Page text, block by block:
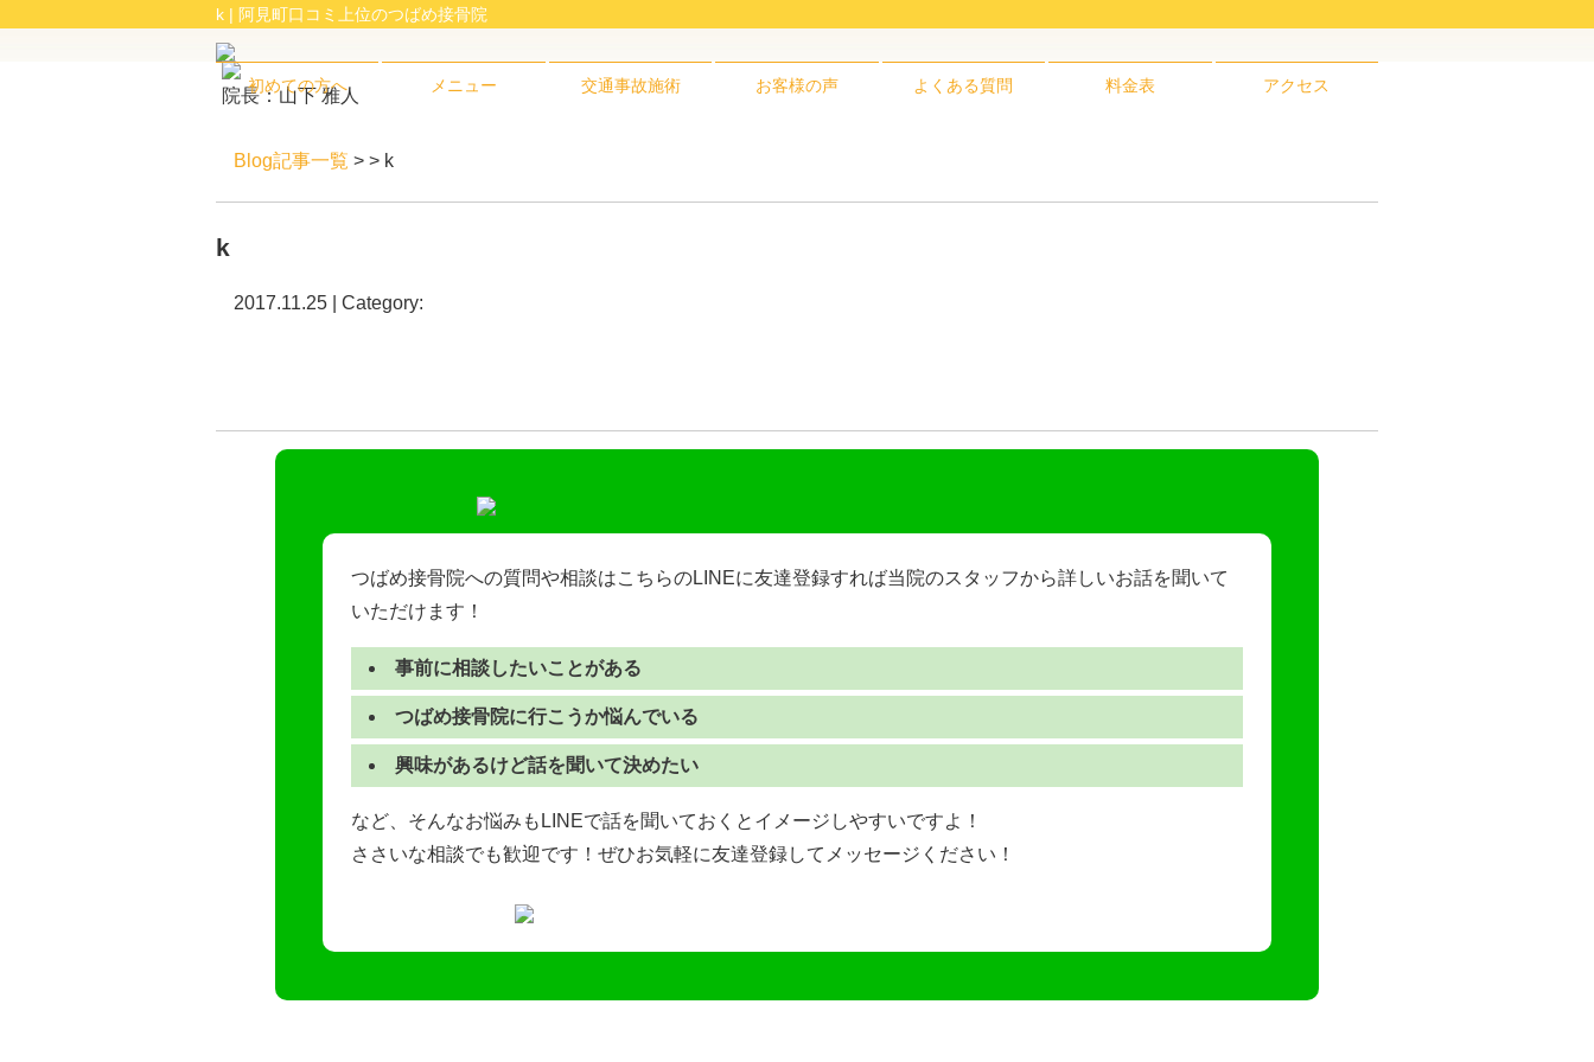
k | 阿見町口コミ上位のつばめ接骨院
院長：山下 雅人
初めての方へ メニュー 交通事故施術 お客様の声 よくある質問 料金表 アクセス
Blog記事一覧 > > k
k
2017.11.25 | Category:
つばめ接骨院への質問や相談はこちらのLINEに友達登録すれば当院のスタッフから詳しいお話を聞いて
いただけます！
事前に相談したいことがある
つばめ接骨院に行こうか悩んでいる
興味があるけど話を聞いて決めたい
など、そんなお悩みもLINEで話を聞いておくとイメージしやすいですよ！
ささいな相談でも歓迎です！ぜひお気軽に友達登録してメッセージください！